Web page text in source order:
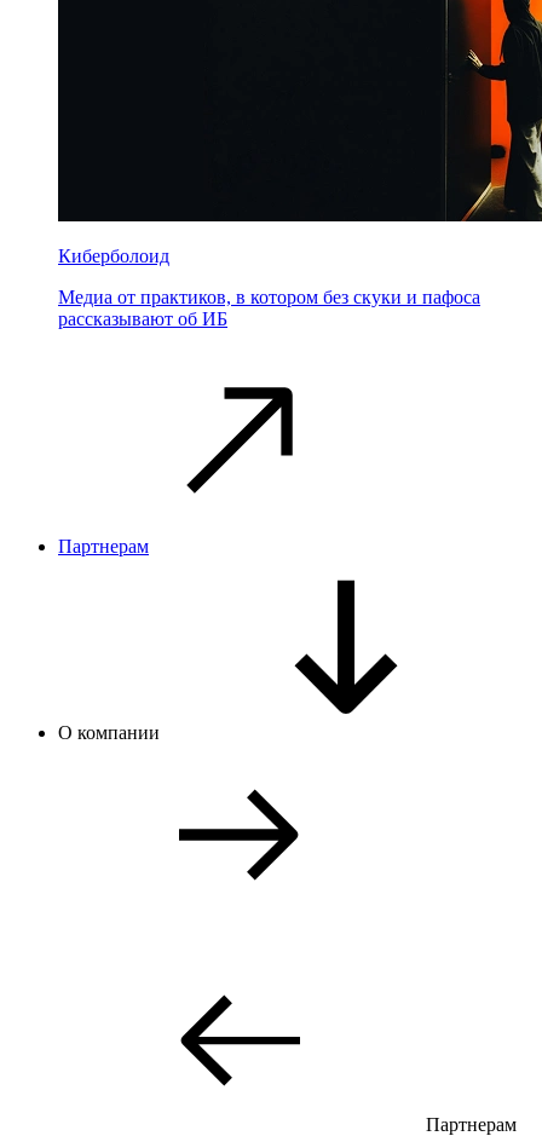
Киберболоид
Медиа от практиков, в котором без скуки и пафоса
рассказывают об ИБ
Партнерам
О компании
Партнерам